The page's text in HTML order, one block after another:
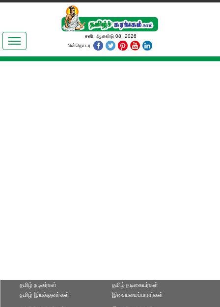
இலக்கியங்கள்
தமிழ் உலகம்
சனி, ஆகஸ்டு 08, 2026
பின்தொடர
தமிழ் நடிகர்கள்
தமிழ் நடிகையர்கள்
தமிழ் இயக்குனர்கள்
இசையமைப்பாளர்கள்